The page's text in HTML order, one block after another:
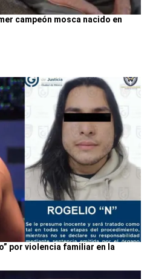
campeón mosca nacido en
por violencia familiar en la